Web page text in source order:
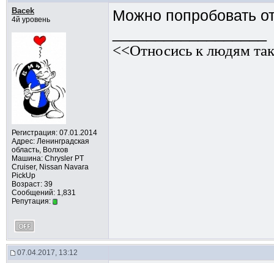
Bacek
4й уровень
Регистрация: 07.01.2014
Адрес: Ленинградская
область, Волхов
Машина: Chrysler PT
Cruiser, Nissan Navara
PickUp
Возраст: 39
Сообщений: 1,831
Репутация:
Можно попробовать
<<Относись к людям
07.04.2017, 13:12